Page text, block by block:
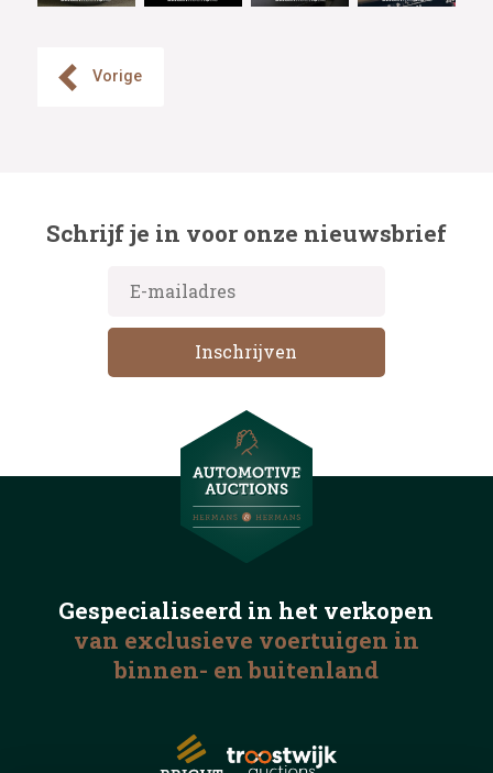
Vorige
Schrijf je in voor onze nieuwsbrief
Gespecialiseerd in het verkopen
van exclusieve voertuigen in
binnen- en buitenland